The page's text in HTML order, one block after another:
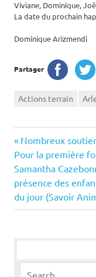
Viviane, Dominique,
La date du prochain
Dominique Arizmendi
Partager
Actions terrain
de
l’article
Previous
Post:
Nombreux
Next
Post:
Pour la première
Samantha
présence des
du jour (Savoir